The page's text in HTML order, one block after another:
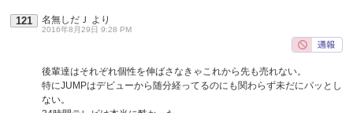
121 名無しだＪ より
2016年8月29日 9:28 PM
後輩達はそれぞれ個性を伸ばさなきゃこれから先も売れない。
特にJUMPはデビューから随分経ってるのにも関わらず未だにパッとし
ない。